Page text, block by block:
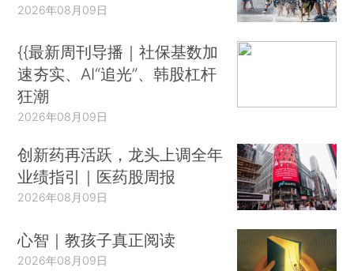
2026年08月09日
{{最新周刊导播｜社保基数加
速夯实、AI“追光”、韩股杠杆
狂潮
2026年08月09日
创新药再活跃，龙头上调全年
业绩指引｜医药股周报
2026年08月09日
心智｜教孩子真正阅读
2026年08月09日